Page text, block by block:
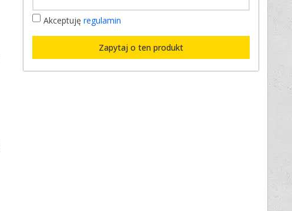
Akceptuję regulamin